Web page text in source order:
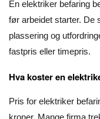
En elektriker befaring
før arbeidet starter. De
plassering og
fastpris eller timepris.
Hva koster en
Pris for elektriker